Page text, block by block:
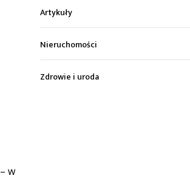
w
Artykuły
Nieruchomości
Zdrowie i uroda